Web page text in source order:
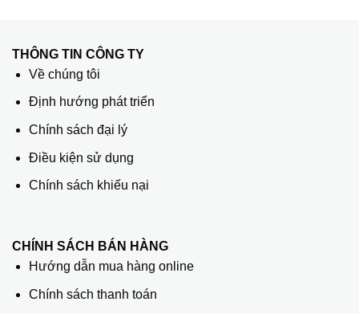
THÔNG TIN CÔNG TY
Về chúng tôi
Định hướng phát triển
Chính sách đại lý
Điều kiện sử dụng
Chính sách khiếu nại
CHÍNH SÁCH BÁN HÀNG
Hướng dẫn mua hàng online
Chính sách thanh toán